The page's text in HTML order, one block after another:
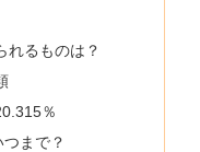
れるものは？
％
まで？